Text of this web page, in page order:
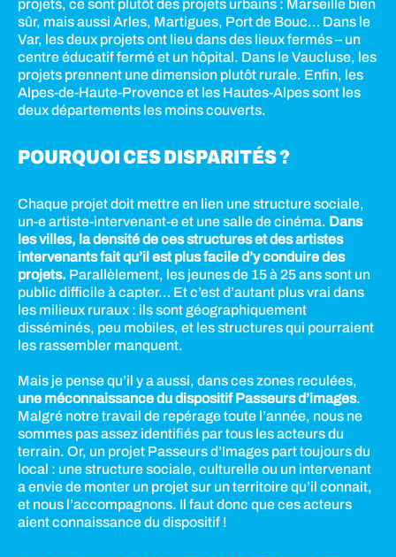
projets, ce sont plutôt des projets urbains : Marseille bien
sûr, mais aussi Arles, Martigues, Port de Bouc… Dans le
Var, les deux projets ont lieu dans des lieux fermés – un
centre éducatif fermé et un hôpital. Dans le Vaucluse, les
projets prennent une dimension plutôt rurale. Enfin, les
Alpes-de-Haute-Provence et les Hautes-Alpes sont les
deux départements les moins couverts.
POURQUOI CES DISPARITÉS ?
Chaque projet doit mettre en lien une structure sociale,
un-e artiste-intervenant-e et une salle de cinéma. Dans
les villes, la densité de ces structures et des artistes
intervenants fait qu’il est plus facile d’y conduire des
projets. Parallèlement, les jeunes de 15 à 25 ans sont un
public difficile à capter… Et c’est d’autant plus vrai dans
les milieux ruraux : ils sont géographiquement
disséminés, peu mobiles, et les structures qui pourraient
les rassembler manquent.
Mais je pense qu’il y a aussi, dans ces zones reculées,
une méconnaissance du dispositif Passeurs d’images.
Malgré notre travail de repérage toute l’année, nous ne
sommes pas assez identifiés par tous les acteurs du
terrain. Or, un projet Passeurs d’Images part toujours du
local : une structure sociale, culturelle ou un intervenant
a envie de monter un projet sur un territoire qu’il connait,
et nous l’accompagnons. Il faut donc que ces acteurs
aient connaissance du dispositif !